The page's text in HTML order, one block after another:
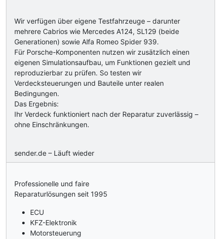
Wir verfügen über eigene Testfahrzeuge – darunter
mehrere Cabrios wie Mercedes A124, SL129 (beide
Generationen) sowie Alfa Romeo Spider 939.
Für Porsche-Komponenten nutzen wir zusätzlich einen
eigenen Simulationsaufbau, um Funktionen gezielt und
reproduzierbar zu prüfen. So testen wir
Verdecksteuerungen und Bauteile unter realen
Bedingungen.
Das Ergebnis:
Ihr Verdeck funktioniert nach der Reparatur zuverlässig –
ohne Einschränkungen.
sender.de – Läuft wieder
Professionelle und faire
Reparaturlösungen seit 1995
ECU
KFZ-Elektronik
Motorsteuerung